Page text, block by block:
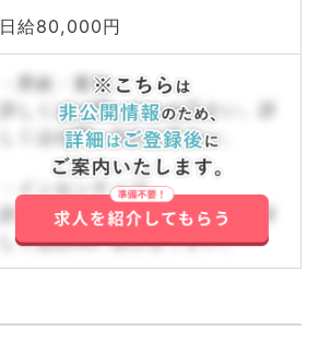
日給80,000円
・昇給・賞与
詳しくはお問い合わせ下さい。詳
しくはお問い合わせ下さい。
・インセンティブ
詳しくはお問い合わせ下さい。詳
しくはお問い合わせ下さい。